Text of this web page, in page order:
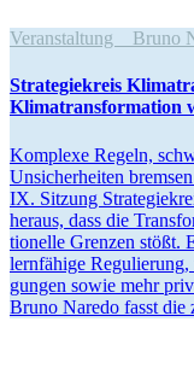
Veranstaltung Bruno
Strate­gie­kreis
Klima­trans­for­mation
Komplexe Regeln,
Unsicher­heiten
IX. Sitzung
heraus, dass die
tio­nelle Grenzen stößt.
lernfähige
gungen sowie mehr
Bruno Naredo fasst die